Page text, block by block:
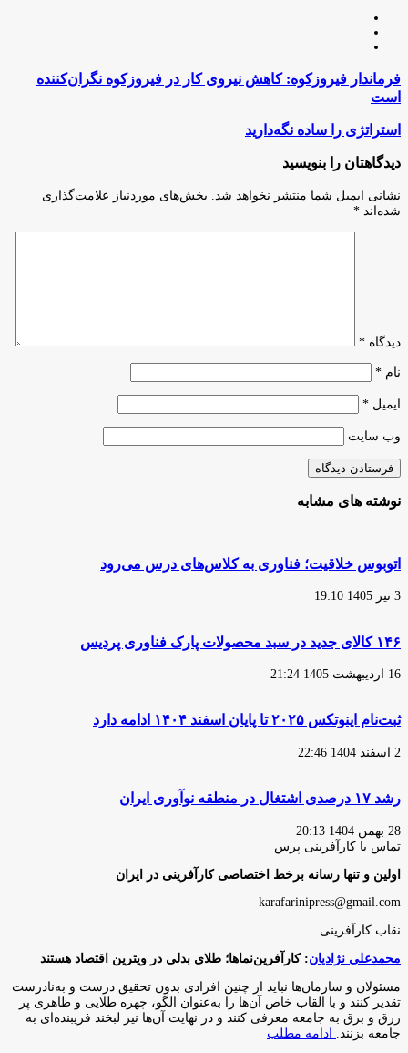
فرماندار
فیروزکوه:
کاهش
نیروی
کار
فیروزکوه
است
فرماندار فیروزکوه: کاهش نیروی کار در فیروزکوه نگران‌کننده
است
استراتژی
ساده
استراتژی را ساده نگه‌دارید
دیدگاهتان را بنویسید
نشانی ایمیل شما منتشر نخواهد شد.
بخش‌های موردنیاز علامت‌گذاری
شده‌اند *
دیدگاه *
نام *
ایمیل *
وب‌ سایت
نوشته های مشابه
اتوبوس خلاقیت؛ فناوری به کلاس‌های درس می‌رود
3 تیر 1405 19:10
۱۴۶ کالای جدید در سبد محصولات پارک فناوری پردیس
16 اردیبهشت 1405 21:24
ثبت‌نام اینوتکس ۲۰۲۵ تا پایان اسفند ۱۴۰۴ ادامه دارد
2 اسفند 1404 22:46
رشد ۱۷ درصدی اشتغال در منطقه نوآوری ایران
28 بهمن 1404 20:13
تماس با کارآفرینی پرس
اولین و تنها رسانه برخط اختصاصی کارآفرینی در ایران
karafarinipress@gmail.com
نقاب کارآفرینی
محمدعلی نژادیان: کارآفرین‌نماها؛ طلای بدلی در ویترین اقتصاد هستند
مسئولان و سازمان‌ها نباید از چنین افرادی بدون تحقیق درست و به‌نادرست
تقدیر کنند و با القاب خاص آ‌ن‌ها را به‌عنوان الگو، چهره طلایی و ظاهری پر
زرق و برق به جامعه معرفی کنند و در نهایت آن‌ها نیز لبخند فریبنده‌ای به
جامعه بزنند.
ادامه مطلب